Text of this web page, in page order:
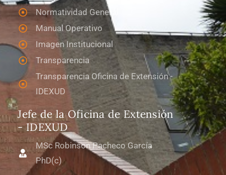
Normatividad General
Manual Operativo
Imagen Institucional
Transparencia
Transparencia Oficina de Extensión -
IDEXUD
Jefe de la Oficina de Extensión
- IDEXUD
MSc Robinson Pacheco García
PhD(c)